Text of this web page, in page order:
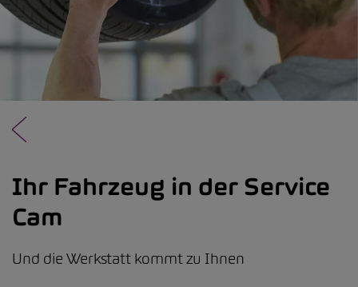
Ihr Fahrzeug in der Service
Cam
Und die Werkstatt kommt zu Ihnen